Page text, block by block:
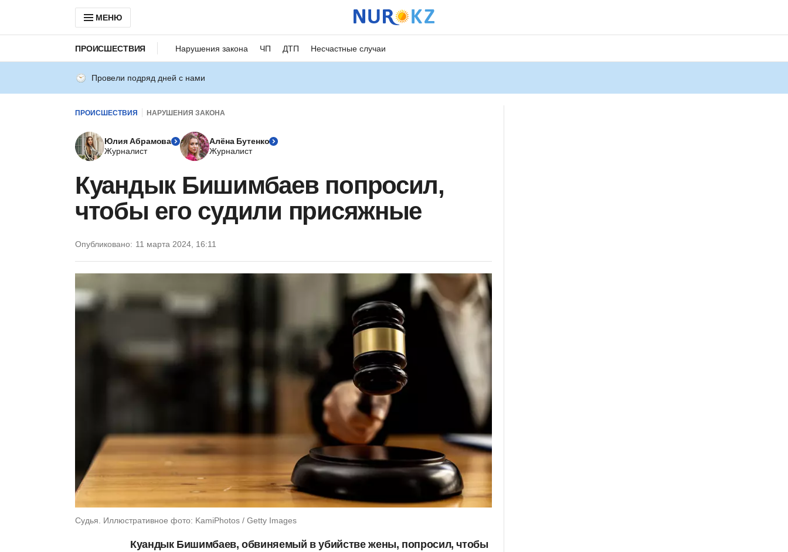
МЕНЮ
ПРОИСШЕСТВИЯ Нарушения закона ЧП ДТП Несчастные случаи
Провели подряд дней с нами
ПРОИСШЕСТВИЯ НАРУШЕНИЯ ЗАКОНА
Юлия Абрамова
Журналист
Алёна Бутенко
Журналист
Куандык Бишимбаев попросил,
чтобы его судили присяжные
Опубликовано: 11 марта 2024, 16:11
Судья. Иллюстративное фото: KamiPhotos / Getty Images
Куандык Бишимбаев, обвиняемый в убийстве жены, попросил, чтобы